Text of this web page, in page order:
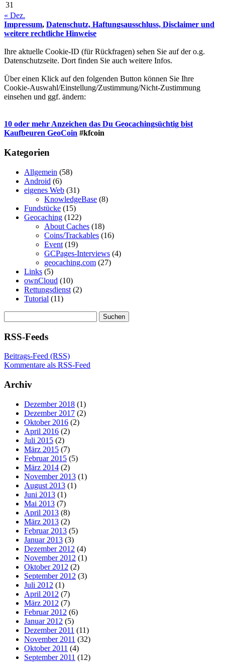
31
« Dez.
Impressum, Datenschutz, Haftungsausschluss, Disclaimer und
weitere rechtliche Hinweise
Ihre aktuelle Cookie-ID (für Rückfragen) sehen Sie auf der o.g.
Datenschutzseite. Dort finden Sie auch weitere Infos.
Über einen Klick auf den folgenden Button können Sie Ihre
Cookie-Auswahl/Einstellung/Zustimmung/Nicht-Zustimmung
einsehen und ggf. ändern:
10 oder mehr Anzeichen das Du Geocachingsüchtig bist
Kaufbeuren GeoCoin #kfcoin
Kategorien
Allgemein (58)
Android (6)
eigenes Web (31)
KnowledgeBase (8)
Fundstücke (15)
Geocaching (122)
About Caches (18)
Coins/Trackables (16)
Event (19)
GCPages-Interviews (4)
geocaching.com (27)
Links (5)
ownCloud (10)
Rettungsdienst (2)
Tutorial (11)
nach:
RSS-Feeds
Beitrags-Feed (RSS)
Kommentare als RSS-Feed
Archiv
Dezember 2018 (1)
Dezember 2017 (2)
Oktober 2016 (2)
April 2016 (2)
Juli 2015 (2)
März 2015 (7)
Februar 2015 (5)
März 2014 (2)
November 2013 (1)
August 2013 (1)
Juni 2013 (1)
Mai 2013 (7)
April 2013 (8)
März 2013 (2)
Februar 2013 (5)
Januar 2013 (3)
Dezember 2012 (4)
November 2012 (1)
Oktober 2012 (2)
September 2012 (3)
Juli 2012 (1)
April 2012 (7)
März 2012 (7)
Februar 2012 (6)
Januar 2012 (5)
Dezember 2011 (11)
November 2011 (32)
Oktober 2011 (4)
September 2011 (12)